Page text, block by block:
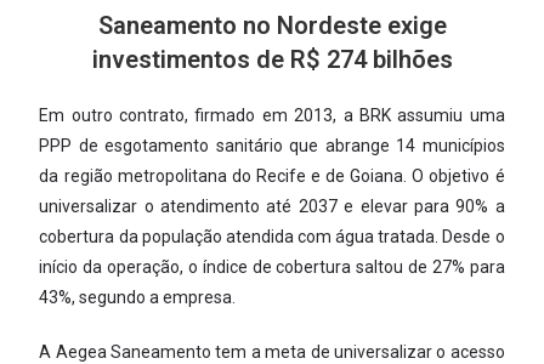
Saneamento no Nordeste exige
investimentos de R$ 274 bilhões
Em outro contrato, firmado em 2013, a BRK assumiu uma
PPP de esgotamento sanitário que abrange 14 municípios
da região metropolitana do Recife e de Goiana. O objetivo é
universalizar o atendimento até 2037 e elevar para 90% a
cobertura da população atendida com água tratada. Desde o
início da operação, o índice de cobertura saltou de 27% para
43%, segundo a empresa.
A Aegea Saneamento tem a meta de universalizar o acesso